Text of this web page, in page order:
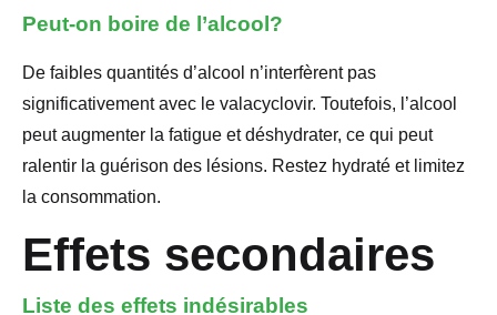
Peut-on boire de l’alcool?
De faibles quantités d’alcool n’interfèrent pas
significativement avec le valacyclovir. Toutefois, l’alcool
peut augmenter la fatigue et déshydrater, ce qui peut
ralentir la guérison des lésions. Restez hydraté et limitez
la consommation.
Effets secondaires
Liste des effets indésirables